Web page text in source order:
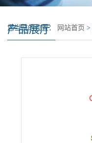
产品展厅
您当前的位置： 网站首页 >